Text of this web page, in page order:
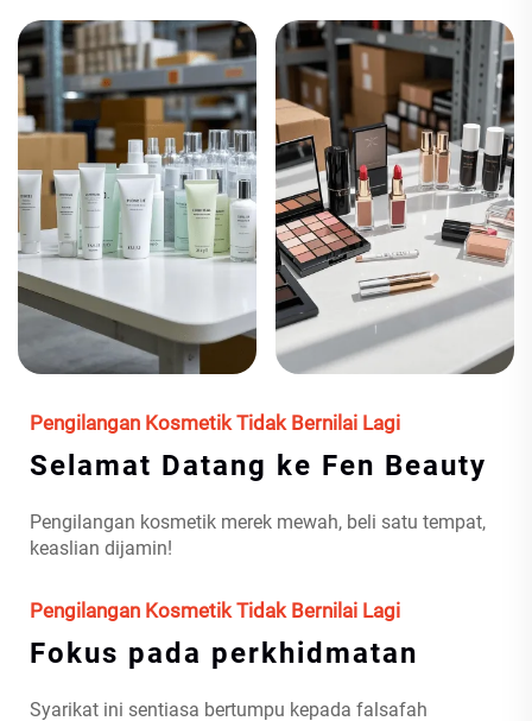
Pengilangan Kosmetik Tidak Bernilai Lagi
Selamat Datang ke Fen Beauty
Pengilangan kosmetik merek mewah, beli satu tempat,
keaslian dijamin!
Pengilangan Kosmetik Tidak Bernilai Lagi
Fokus pada perkhidmatan
Syarikat ini sentiasa bertumpu kepada falsafah